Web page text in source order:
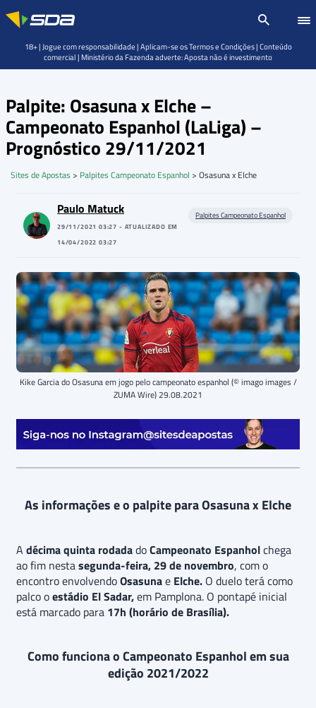
Palpite: Osasuna x Elche –
Campeonato Espanhol (LaLiga) –
Prognóstico 29/11/2021
Sites de Apostas > Palpites Campeonato Espanhol > Osasuna x Elche
Paulo Matuck
29/11/2021 03:27 - ATUALIZADO EM
14/04/2022 03:27
Palpites Campeonato Espanhol
Kike Garcia do Osasuna em jogo pelo campeonato espanhol (© imago images /
ZUMA Wire) 29.08.2021
As informações e o palpite para Osasuna x Elche
A décima quinta rodadadoCampeonato Espanholchega
ao fim nestasegunda-feira, 29 de novembro, com o
encontro envolvendoOsasunae Elche. O duelo terá como
palco oestádio El Sadar,em Pamplona. O pontapé inicial
está marcado para 17h (horário de Brasília).
Como funciona o Campeonato Espanhol em sua
edição 2021/2022
18+ | Jogue com responsabilidade | Aplicam-se os Termos e Condições | Conteúdo
comercial | Ministério da Fazenda adverte: Aposta não é investimento